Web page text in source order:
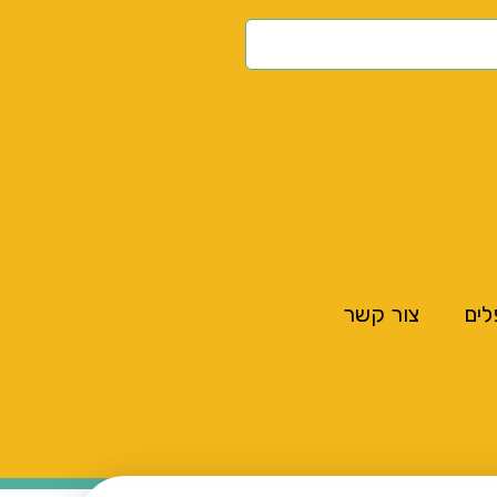
צור קשר